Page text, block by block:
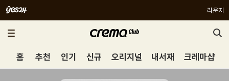
라운지
홈 추천 인기 신규 오리지널 내서재 크레마샵